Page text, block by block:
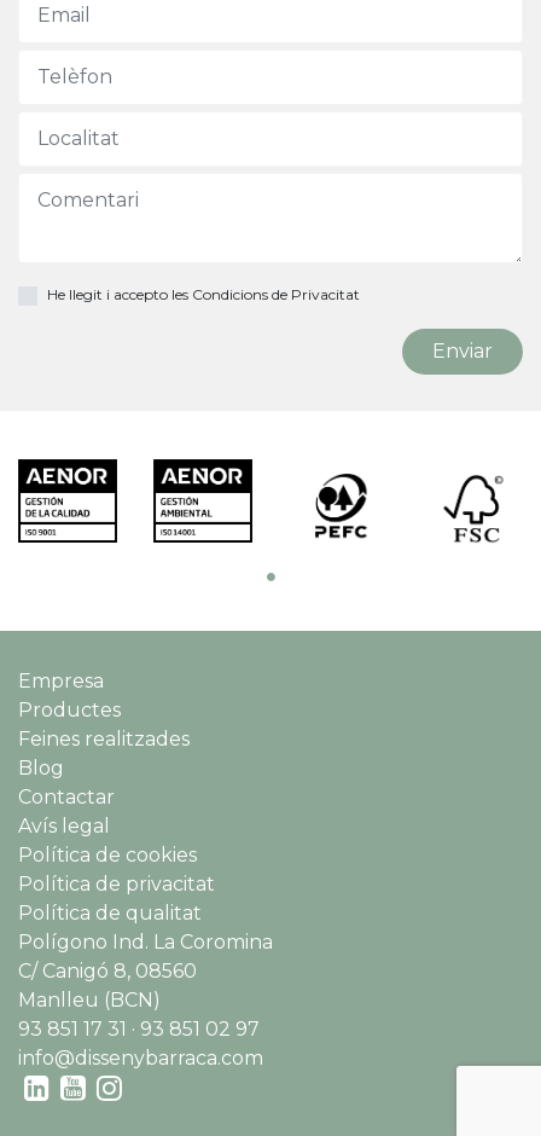
He llegit i accepto les Condicions de Privacitat
Empresa
Productes
Feines realitzades
Blog
Contactar
Avís legal
Política de cookies
Política de privacitat
Política de qualitat
Polígono Ind. La Coromina
C/ Canigó 8, 08560
Manlleu (BCN)
93 851 17 31 · 93 851 02 97
info@dissenybarraca.com